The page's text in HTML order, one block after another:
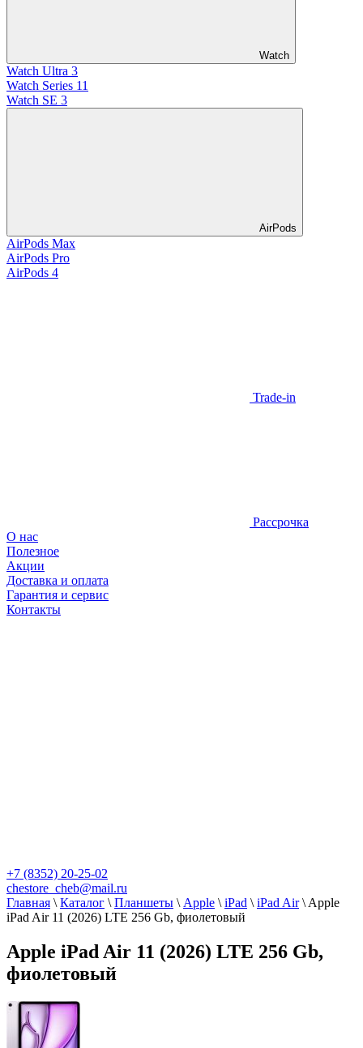
Watch
Watch Ultra 3
Watch Series 11
Watch SE 3
AirPods
AirPods Max
AirPods Pro
AirPods 4
Trade-in
Рассрочка
О нас
Полезное
Акции
Доставка и оплата
Гарантия и сервис
Контакты
+7 (8352) 20-25-02
chestore_cheb@mail.ru
Главная \ Каталог \ Планшеты \ Apple \ iPad \ iPad Air\ Apple
iPad Air 11 (2026) LTE 256 Gb, фиолетовый
Apple iPad Air 11 (2026) LTE 256 Gb,
фиолетовый